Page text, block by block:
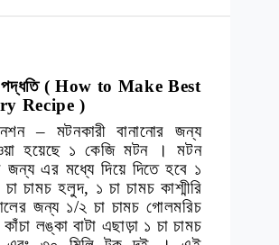
পদ্ধতি ( How to Make Best
Recipe )
– মটনকারী বানানোর জন্য
হয়েছে ১ কেজি মটন । মটন
জন্য এর মধ্যে দিয়ে দিতে হবে ১
চামচ হলুদ, ১ চা চামচ কাশ্মীরি
জন্য ১/২ চা চামচ গোলমরিচ
লঙ্কা বাটা এছাড়া ১ চা চামচ